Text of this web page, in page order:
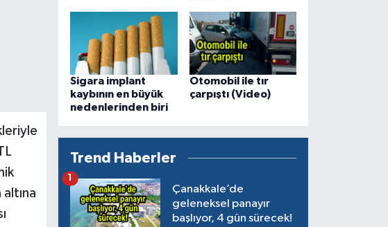
Sigara implant
kaybının en büyük
nedenlerinden biri
Otomobil ile tır
çarpıştı (Video)
Trend Haberler
Çanakkale’de
geleneksel panayır
başlıyor, 4 gün sürecek!
1